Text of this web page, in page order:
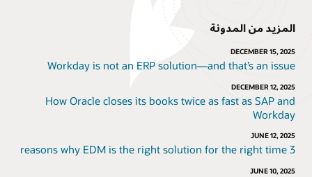
المزيد من المدونة
DECEMBER 15, 2025
Workday is not an ERP solution—and that’s an issue
DECEMBER 12, 2025
How Oracle closes its books twice as fast as SAP and
Workday
JUNE 12, 2025
3 reasons why EDM is the right solution for the right time
JUNE 10, 2025